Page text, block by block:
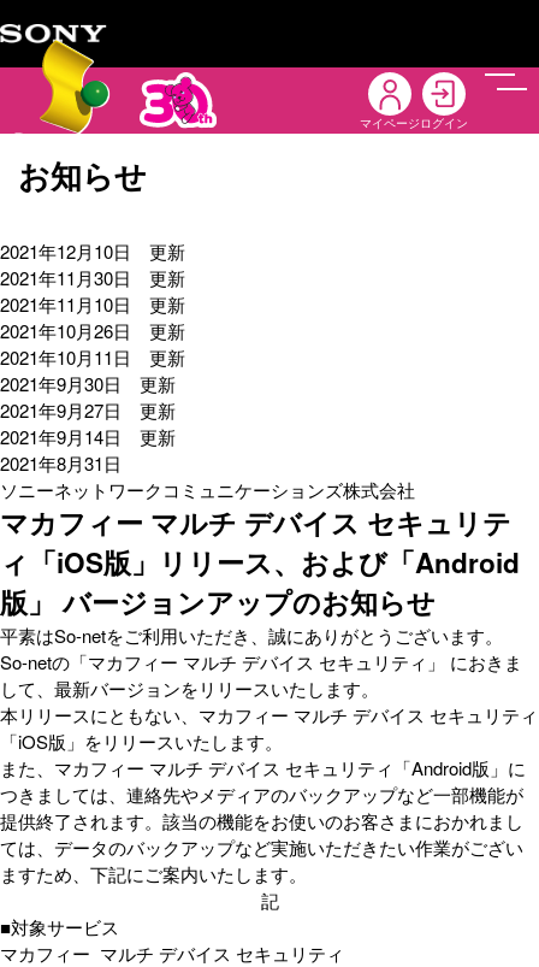
マイページ ログイン
メニ
お知らせ
2021年12月10日 更新
2021年11月30日 更新
2021年11月10日 更新
2021年10月26日 更新
2021年10月11日 更新
2021年9月30日 更新
2021年9月27日 更新
2021年9月14日 更新
2021年8月31日
ソニーネットワークコミュニケーションズ株式会社
マカフィー マルチ デバイス セキュリテ
ィ「iOS版」リリース、および「Android
版」 バージョンアップのお知らせ
平素はSo-netをご利用いただき、誠にありがとうございます。
So-netの「マカフィー マルチ デバイス セキュリティ」 におきま
して、最新バージョンをリリースいたします。
本リリースにともない、マカフィー マルチ デバイス セキュリティ
「iOS版」をリリースいたします。
また、マカフィー マルチ デバイス セキュリティ「Android版」に
つきましては、連絡先やメディアのバックアップなど一部機能が
提供終了されます。該当の機能をお使いのお客さまにおかれまし
ては、データのバックアップなど実施いただきたい作業がござい
ますため、下記にご案内いたします。
記
■対象サービス
マカフィー マルチ デバイス セキュリティ